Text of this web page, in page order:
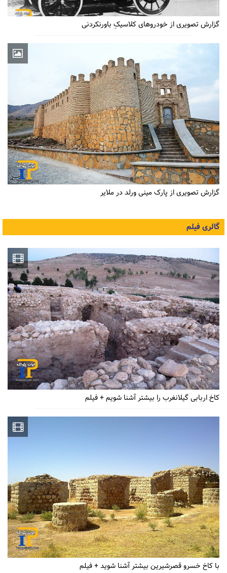
گزارش تصویری از خودروهای کلاسیکِ باورنکردنی
گزارش تصویری از پارک مینی ورلد در ملایر
گالری فیلم
کاخ اربابی گیلانغرب را بیشتر آشنا شویم + فیلم
با کاخ خسرو قصرشیرین بیشتر آشنا شوید + فیلم